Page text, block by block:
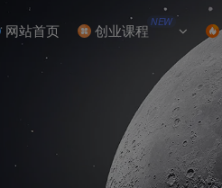
网站首页 创业课程 NEW